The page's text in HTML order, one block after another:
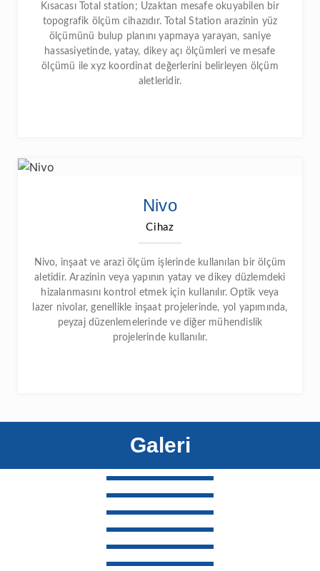
Kısacası Total station; Uzaktan mesafe okuyabilen bir
topografik ölçüm cihazıdır. Total Station arazinin yüz
ölçümünü bulup planını yapmaya yarayan, saniye
hassasiyetinde, yatay, dikey açı ölçümleri ve mesafe
ölçümü ile xyz koordinat değerlerini belirleyen ölçüm
aletleridir.
Nivo
Cihaz
Nivo, inşaat ve arazi ölçüm işlerinde kullanılan bir ölçüm
aletidir. Arazinin veya yapının yatay ve dikey düzlemdeki
hizalanmasını kontrol etmek için kullanılır. Optik veya
lazer nivolar, genellikle inşaat projelerinde, yol yapımında,
peyzaj düzenlemelerinde ve diğer mühendislik
projelerinde kullanılır.
Galeri